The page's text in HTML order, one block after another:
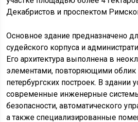
Декабристов и проспектом
Основное здание предназначено
судейского корпуса и
Его архитектура выполнена в
элементами, повторяющими облик
петербургских построек. В здании
современные инженерные
безопасности, автоматического
а также специализированные